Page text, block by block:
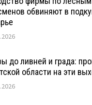
обвиняют в
до ливней и града:
области на эти